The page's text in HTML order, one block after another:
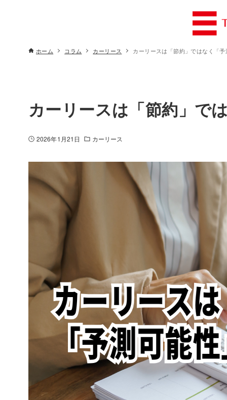
ホーム コラム カーリース カーリースは「節約」ではなく「
カーリースは「節約」で
2026年1月21日 カーリース